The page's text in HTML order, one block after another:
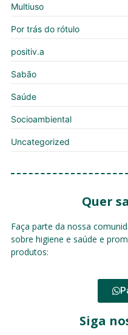
Multiuso
Por trás do rótulo
positiv.a
Sabão
Saúde
Socioambiental
Uncategorized
Quer
Faça parte da nossa
sobre higiene e saúde e
produtos:
Siga